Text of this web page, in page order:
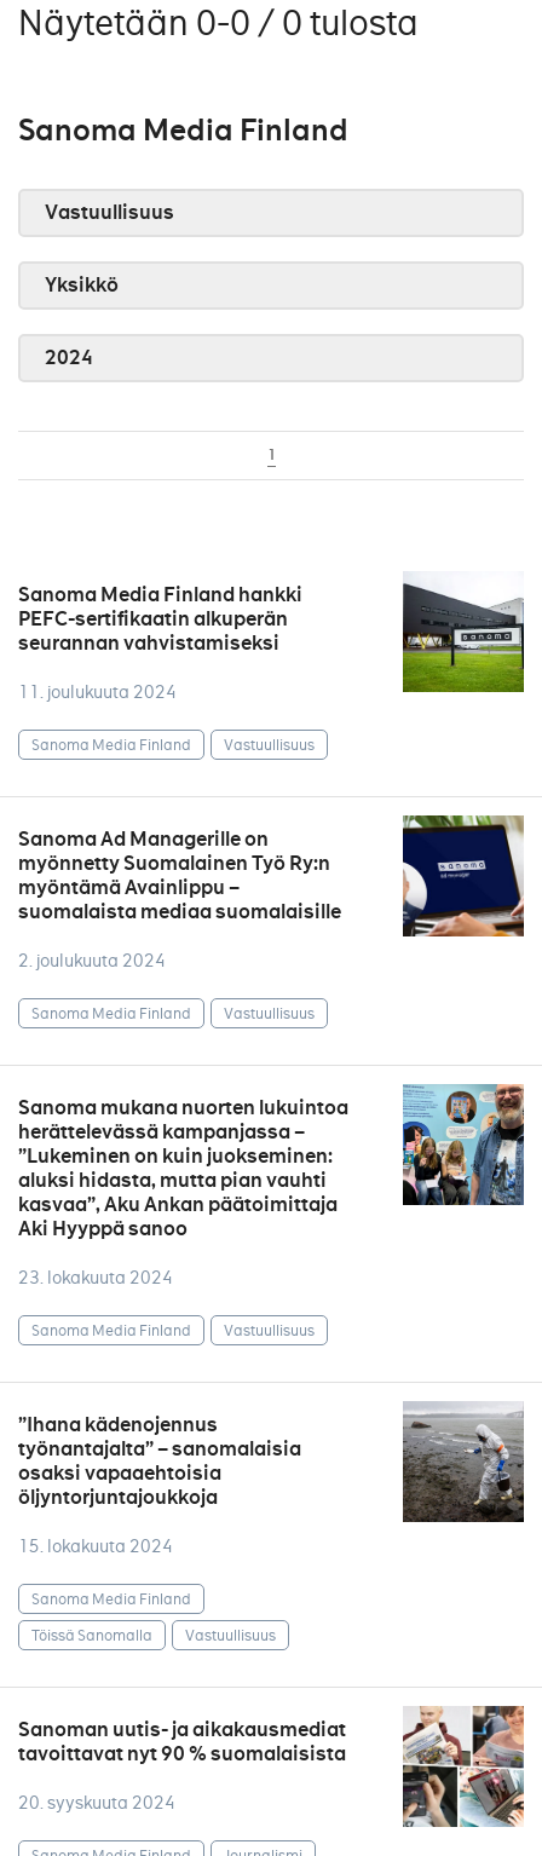
Näytetään 0-0 / 0 tulosta
Sanoma Media Finland
Vastuullisuus
Yksikkö
2024
1
Sanoma Media Finland hankki
PEFC-sertifikaatin alkuperän
seurannan vahvistamiseksi
11. joulukuuta 2024
Sanoma Media Finland Vastuullisuus
Sanoma Ad Managerille on
myönnetty Suomalainen Työ Ry:n
myöntämä Avainlippu –
suomalaista mediaa suomalaisille
2. joulukuuta 2024
Sanoma Media Finland Vastuullisuus
Sanoma mukana nuorten lukuintoa
herättelevässä kampanjassa –
”Lukeminen on kuin juokseminen:
aluksi hidasta, mutta pian vauhti
kasvaa”, Aku Ankan päätoimittaja
Aki Hyyppä sanoo
23. lokakuuta 2024
Sanoma Media Finland Vastuullisuus
”Ihana kädenojennus
työnantajalta” – sanomalaisia
osaksi vapaaehtoisia
öljyntorjuntajoukkoja
15. lokakuuta 2024
Sanoma Media Finland
Töissä Sanomalla
Vastuullisuus
Sanoman uutis- ja aikakausmediat
tavoittavat nyt 90 % suomalaisista
20. syyskuuta 2024